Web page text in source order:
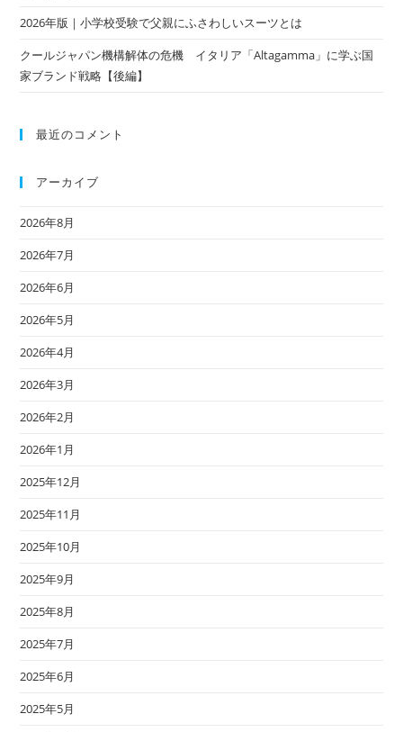
2026年版｜小学校受験で父親にふさわしいスーツとは
クールジャパン機構解体の危機 イタリア「Altagamma」に学ぶ国
家ブランド戦略【後編】
最近のコメント
アーカイブ
2026年8月
2026年7月
2026年6月
2026年5月
2026年4月
2026年3月
2026年2月
2026年1月
2025年12月
2025年11月
2025年10月
2025年9月
2025年8月
2025年7月
2025年6月
2025年5月